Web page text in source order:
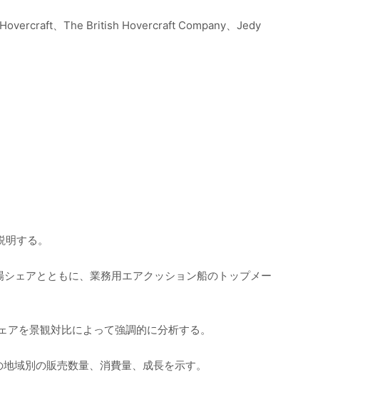
、The British Hovercraft Company、Jedy
する。
ェアとともに、業務用エアクッション船のトップメー
を景観対比によって強調的に分析する。
域別の販売数量、消費量、成長を示す。